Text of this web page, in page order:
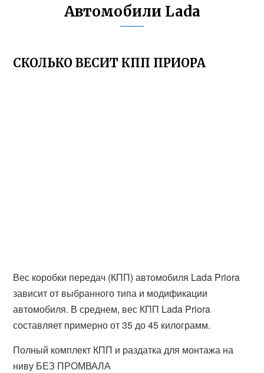
Автомобили Lada
СКОЛЬКО ВЕСИТ КПП ПРИОРА
Вес коробки передач (КПП) автомобиля Lada Priora
зависит от выбранного типа и модификации
автомобиля. В среднем, вес КПП Lada Priora
составляет примерно от 35 до 45 килограмм.
Полный комплект КПП и раздатка для монтажа на
ниву БЕЗ ПРОМВАЛА